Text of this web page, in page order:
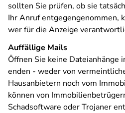
sollten Sie prüfen, ob sie
Ihr Anruf entgegengenommen,
wer für die Anzeige
Auffällige Mails
Öffnen Sie keine Dateianhänge
enden ‑ weder von
Hausanbietern noch vom
können von
Schadsoftware oder Trojaner